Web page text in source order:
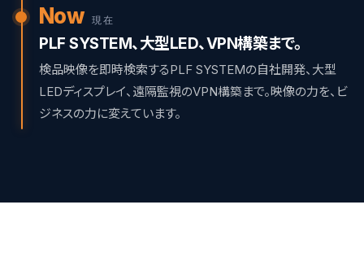
Now 現在
PLF SYSTEM、大型LED、VPN構築まで。
検品映像を即時検索するPLF SYSTEMの自社開発、大型
LEDディスプレイ、遠隔監視のVPN構築まで。映像の力を、ビ
ジネスの力に変えています。